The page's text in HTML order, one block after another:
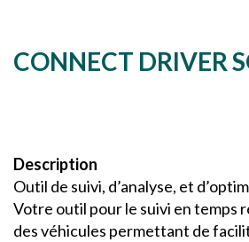
CONNECT DRIVER
Description
Outil de suivi, d’analyse, et
Votre outil pour le suivi en temps
des véhicules permettant de